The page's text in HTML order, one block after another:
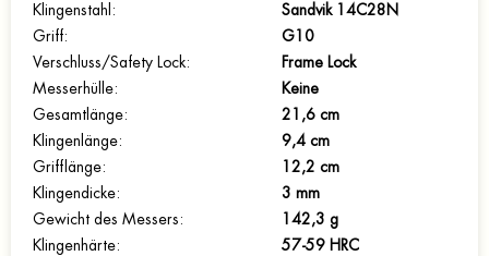
Klingenstahl :
Sandvik 14C28N
Griff:
G10
Verschluss/Safety Lock:
Frame Lock
Messerhülle:
Keine
Gesamtlänge:
21,6 cm
Klingenlänge:
9,4 cm
Grifflänge:
12,2 cm
Klingendicke:
3 mm
Gewicht des Messers :
142,3 g
Klingenhärte:
57-59 HRC